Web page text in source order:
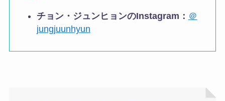
チョン・ジュンヒョンのInstagram： ＠
jungjuunhyun